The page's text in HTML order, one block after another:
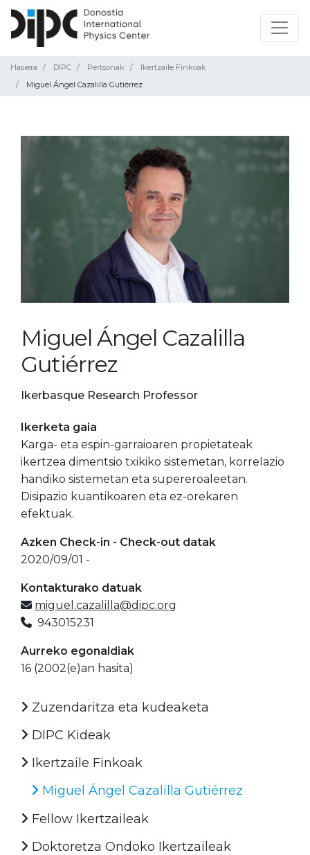
Hasiera DIPC Pertsonak
Ikertzaile Finkoak
Miguel Ángel Cazalilla Gutiérrez
Miguel Ángel Cazalilla
Gutiérrez
Ikerbasque Research Professor
Ikerketa gaia
Karga- eta espin-garraioaren propietateak
ikertzea dimentsio txikiko sistemetan, korrelazio
handiko sistemetan eta supereroaleetan.
Disipazio kuantikoaren eta ez-orekaren
efektuak.
Azken Check-in - Check-out datak
2020/09/01 -
Kontakturako datuak
miguel.cazalilla@dipc.org
943015231
Aurreko egonaldiak
16 (2002(e)an hasita)
Zuzendaritza eta kudeaketa
DIPC Kideak
Ikertzaile Finkoak
Miguel Ángel Cazalilla Gutiérrez
Fellow Ikertzaileak
Doktoretza Ondoko Ikertzaileak